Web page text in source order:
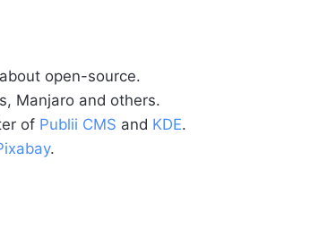
open-source.
Manjaro and others.
of Publii CMS and KDE.
.